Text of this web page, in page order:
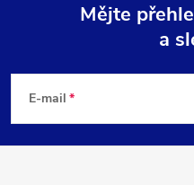
p
Mějte
a
E-mail